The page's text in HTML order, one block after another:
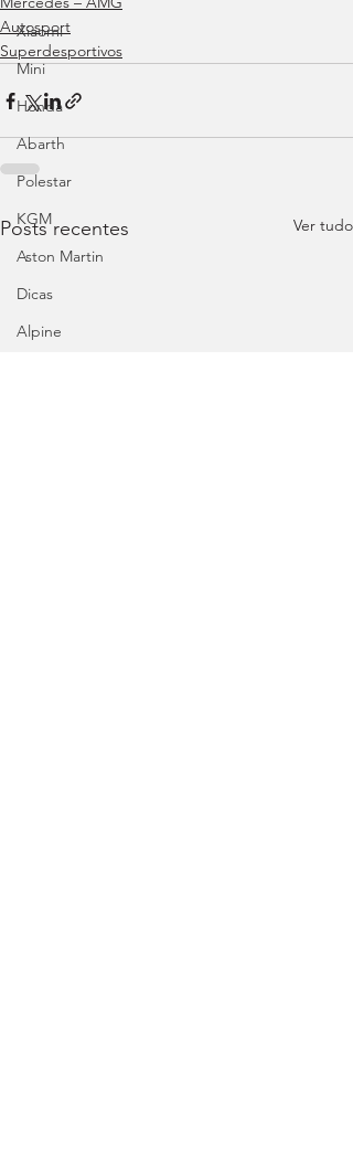
Xiaomi
Mini
Honda
Abarth
Polestar
KGM
Aston Martin
Dicas
Alpine
Autosport
Superdesportivos
Posts recentes Ver tudo